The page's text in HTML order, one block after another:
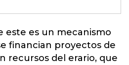
este es un mecanismo
financian proyectos de
recursos del erario, que